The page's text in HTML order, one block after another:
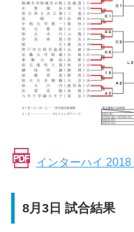
インターハイ 2018
8月3日 試合結果